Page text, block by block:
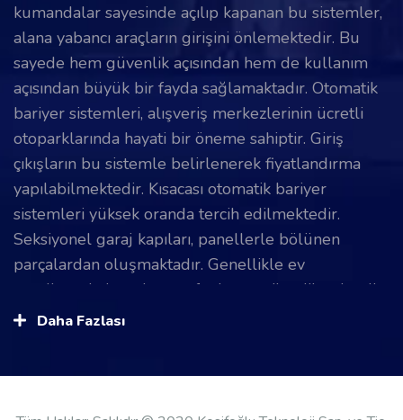
kumandalar sayesinde açılıp kapanan bu sistemler,
alana yabancı araçların girişini önlemektedir. Bu
sayede hem güvenlik açısından hem de kullanım
açısından büyük bir fayda sağlamaktadır. Otomatik
bariyer sistemleri, alışveriş merkezlerinin ücretli
otoparklarında hayati bir öneme sahiptir. Giriş
çıkışların bu sistemle belirlenerek fiyatlandırma
yapılabilmektedir. Kısacası otomatik bariyer
sistemleri yüksek oranda tercih edilmektedir.
Seksiyonel garaj kapıları, panellerle bölünen
parçalardan oluşmaktadır. Genellikle ev
garajlarında insanlar tarafından tercih edilmektedir.
Üst duvarlara monte edilerek yönlendiriciler
seksiyonel garaj kapıları oldukça uygundur. Hızlı
Daha Fazlası